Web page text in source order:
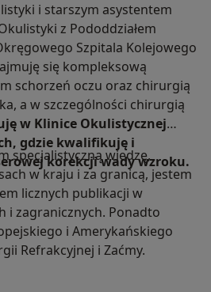
i starszym asystentem
z Pododdziałem
Szpitala Kolejowego
się kompleksową
schorzeń oczu oraz chirurgią
a w szczególności chirurgią
w Klinice Okulistycznej
gdzie kwalifikuję i
korekcji wady wzroku.
specjalistyczną wiedzę,
w kraju i za granicą, jestem
licznych publikacji w
i zagranicznych. Ponadto
i Amerykańskiego
Refrakcyjnej i Zaćmy.